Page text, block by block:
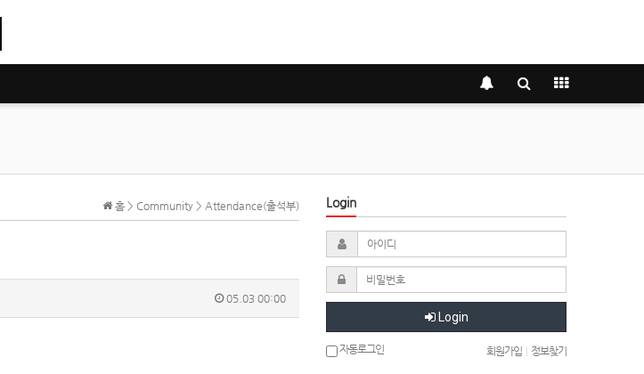
홈 > Community > Attendance(출석부)
05.03 00:00
Login
Login
자동로그인 회원가입 정보찾기